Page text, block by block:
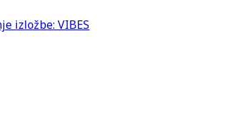
izložbe: VIBES